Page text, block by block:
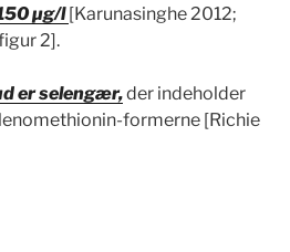
µg/l [Karunasinghe 2012;
2].
er selengær,der indeholder
formerne [Richie